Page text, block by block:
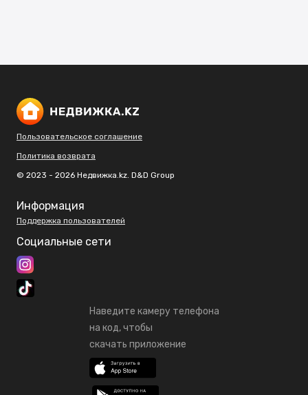
Пользовательское соглашение
Политика возврата
© 2023 - 2026 Недвижка.kz. D&D Group
Информация
Поддержка пользователей
Социальные сети
Наведите камеру телефона
на код, чтобы
скачать приложение